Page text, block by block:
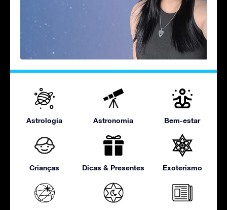
Astrologia Astronomia Bem-estar
Crianças Dicas & Presentes Exoterismo